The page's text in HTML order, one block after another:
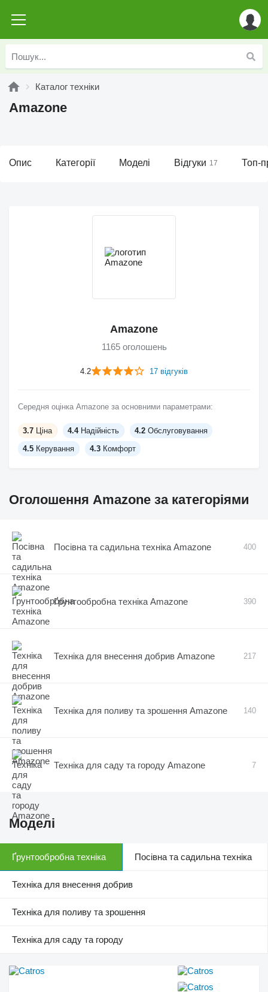
Каталог техніки
Amazone
Опис Категорії Моделі Відгуки 17 Топ-
Amazone
1165 оголошень
4.2 17 відгуків
Середня оцінка Amazone за основними параметрами:
3.7 Ціна 4.4Надійність 4.2 Обслуговування
4.5 Керування 4.3 Комфорт
Оголошення Amazone за категоріями
Посівна та садильна техніка Amazone 400
Ґрунтообробна техніка Amazone 390
Техніка для внесення добрив Amazone 217
Техніка для поливу та зрошення Amazone 140
Техніка для саду та городу Amazone 7
Моделі
Ґрунтообробна техніка Посівна та садильна техніка
Техніка для внесення добрив
Техніка для поливу та зрошення
Техніка для саду та городу